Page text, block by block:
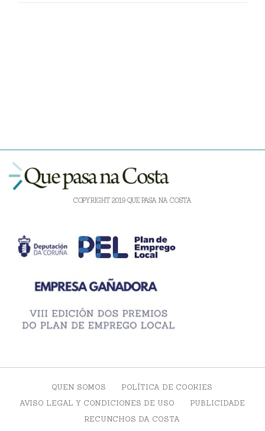
COPYRIGHT 2019 QUE PASA NA COSTA
QUEN SOMOS
POLÍTICA DE COOKIES
AVISO LEGAL Y CONDICIONES DE USO
PUBLICIDADE
RECUNCHOS DA COSTA